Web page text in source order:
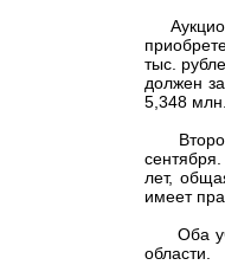
тыс.
должен
5,348
Второй
лет,
имеет
Оба
области.